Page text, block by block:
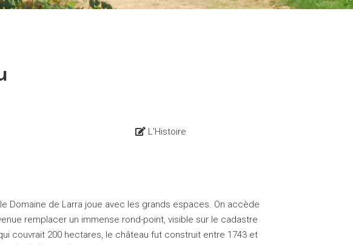
L'Histoire
Domaine de Larra joue avec les grands espaces. On accède
remplacer un immense rond-point, visible sur le cadastre
couvrait 200 hectares, le château fut construit entre 1743 et